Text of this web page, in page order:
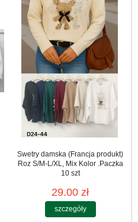
Swetry damska (Francja produkt)
Roz S/M-L/XL, Mix Kolor .Paczka
10 szt
29.00 zł
szczegóły